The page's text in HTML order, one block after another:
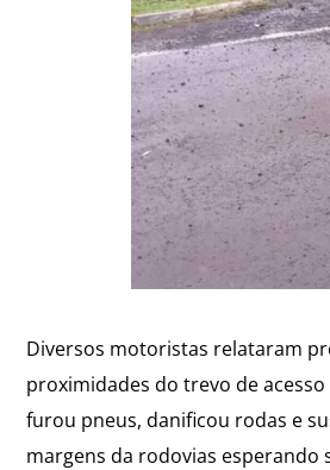
Diversos motoristas relataram
proximidades do trevo de
furou pneus, danificou rodas e
margens da rodovias esperando